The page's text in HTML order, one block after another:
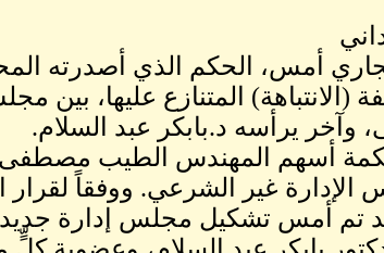
أمس، الحكم الذي أصدرته
المتنازع عليها، بين
يرأسه د.بابكر عبد السلام.
الإدارة غير الشرعي. ووفقاً
"28"، فقد تم أمس تشكيل مجلس إدارة